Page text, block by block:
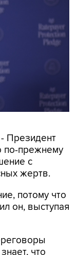
- Президент
по-прежнему
с
жертв.
потому что
он, выступая
что